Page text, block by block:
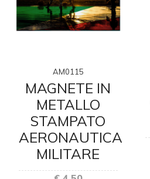
AM0115
MAGNETE IN
METALLO
STAMPATO
AERONAUTICA
MILITARE